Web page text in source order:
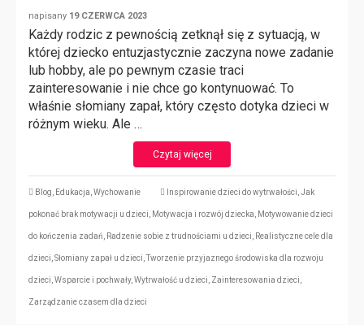
napisany 19 CZERWCA 2023
Każdy rodzic z pewnością zetknął się z sytuacją, w
której dziecko entuzjastycznie zaczyna nowe zadanie
lub hobby, ale po pewnym czasie traci
zainteresowanie i nie chce go kontynuować. To
właśnie słomiany zapał, który często dotyka dzieci w
różnym wieku. Ale …
Czytaj więcej
Blog Edukacja Wychowanie Inspirowanie dzieci do wytrwałości Jak
pokonać brak motywacji u dzieci Motywacja i rozwój dziecka Motywowanie dzieci
do kończenia zadań Radzenie sobie z trudnościami u dzieci Realistyczne cele dla
dzieci Słomiany zapał u dzieci ,Tworzenie przyjaznego środowiska dla rozwoju
dzieci Wsparcie i pochwały, Wytrwałość u dzieci Zainteresowania dzieci
Zarządzanie czasem dla dzieci